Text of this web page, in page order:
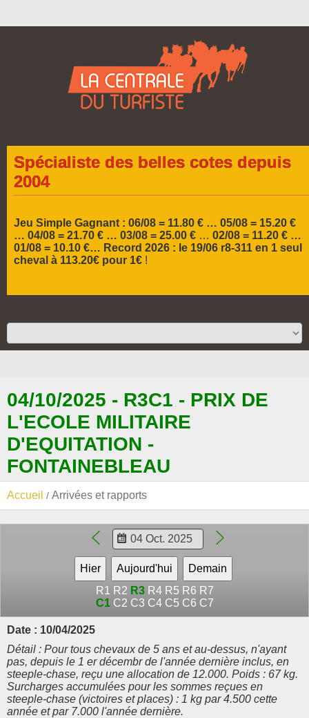
Spécialiste des belles cotes depuis
2004
Jeu Simple Gagnant : 06/08 = 11.80 € … 05/08 = 15.20 €
… 04/08 = 21.70 € … 03/08 = 25.00 € … 02/08 = 11.20 € …
01/08 = 10.10 €… Record 2026 : le 19/06 r8-311 en 1 seul
cheval à 113.20€ pour 1€ !
04/10/2025 - R3C1 - PRIX DE
L'ECOLE MILITAIRE
D'EQUITATION -
FONTAINEBLEAU
Accueil Arrivées et rapports
R1 R2 R3 R4 R5 R6 R7
C1 C2 C3 C4 C5 C6 C7
Date : 10/04/2025
Détail : Pour tous chevaux de 5 ans et au-dessus, n'ayant
pas, depuis le 1 er décembr de l'année dernière inclus, en
steeple-chase, reçu une allocation de 12.000. Poids : 67 kg.
Surcharges accumulées pour les sommes reçues en
steeple-chase (victoires et places) : 1 kg par 4.500 cette
année et par 7.000 l'année dernière.